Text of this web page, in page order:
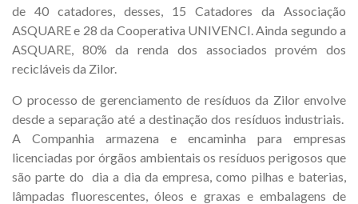
de 40 catadores, desses, 15 Catadores da Associação
ASQUARE e 28 da Cooperativa UNIVENCI. Ainda segundo a
ASQUARE, 80% da renda dos associados provém dos
recicláveis da Zilor.
O processo de gerenciamento de resíduos da Zilor envolve
desde a separação até a destinação dos resíduos industriais.
A Companhia armazena e encaminha para empresas
licenciadas por órgãos ambientais os resíduos perigosos que
são parte do dia a dia da empresa, como pilhas e baterias,
lâmpadas fluorescentes, óleos e graxas e embalagens de